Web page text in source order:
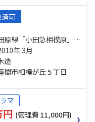
可
原線「小田急相模原」
林
園都市線
」駅 徒歩27分
年 3月
造
間市相模が丘５丁目
マ
円 (管理費 11,000円)